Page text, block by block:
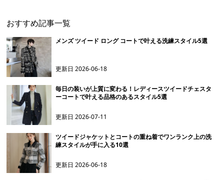
おすすめ記事一覧
メンズ ツイード ロング コートで叶える洗練スタイル5選
更新日2026-06-18
毎日の装いが上質に変わる！レディースツイードチェスタ
ーコートで叶える品格のあるスタイル5選
更新日2026-07-11
ツイードジャケットとコートの重ね着でワンランク上の洗
練スタイルが手に入る10選
更新日2026-06-18